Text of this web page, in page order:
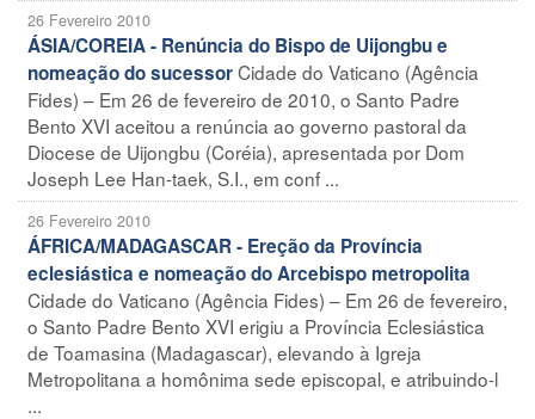
26 Fevereiro 2010
ÁSIA/COREIA - Renúncia do Bispo de Uijongbu e
nomeação do sucessorCidade do Vaticano (Agência
Fides) – Em 26 de fevereiro de 2010, o Santo Padre
Bento XVI aceitou a renúncia ao governo pastoral da
Diocese de Uijongbu (Coréia), apresentada por Dom
Joseph Lee Han-taek, S.I., em conf ...
26 Fevereiro 2010
ÁFRICA/MADAGASCAR - Ereção da Província
eclesiástica e nomeação do Arcebispo metropolita
Cidade do Vaticano (Agência Fides) – Em 26 de fevereiro,
o Santo Padre Bento XVI erigiu a Província Eclesiástica
de Toamasina (Madagascar), elevando à Igreja
Metropolitana a homônima sede episcopal, e atribuindo-l
...